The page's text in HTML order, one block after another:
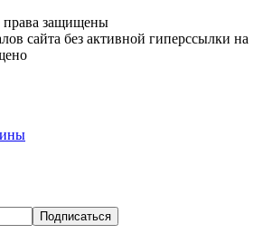
защищены
сайта без активной гиперссылки на